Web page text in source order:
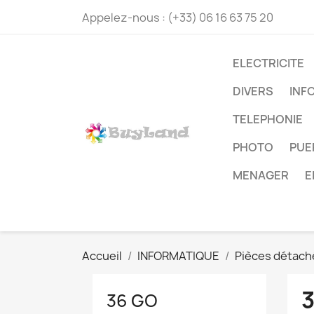
Appelez-nous : (+33) 06 16 63 75 20
ELECTRICITE
DIVERS
TELEPHONIE
PHOTO
MENAGER
Accueil INFORMATIQUE Pièces
36 GO